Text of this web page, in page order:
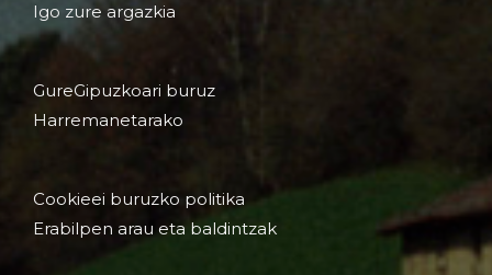
Igo zure argazkia
GureGipuzkoari buruz
Harremanetarako
Cookieei buruzko politika
Erabilpen arau eta baldintzak